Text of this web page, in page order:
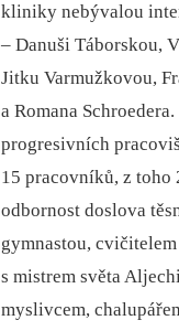
kliniky nebývalou
–⁠ Danuši Táborskou,
Jitku Varmužkovou,
a Romana
progresivních
15 pracovníků, z toho
odbornost doslova
gymnastou,
s mistrem světa
myslivcem,